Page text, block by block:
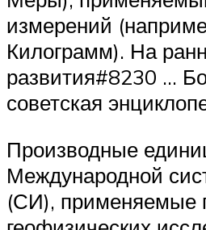
измерений
Килограмм). На
развития#8230 …
советская
Производные
Международной
(СИ), применяемые